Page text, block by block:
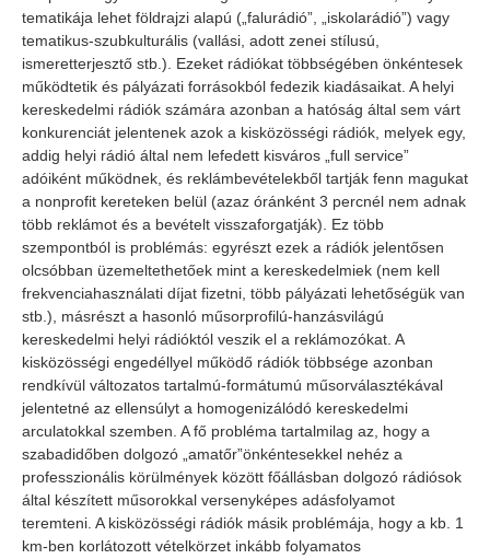
tematikája lehet földrajzi alapú („falurádió”, „iskolarádió”) vagy
tematikus-szubkulturális (vallási, adott zenei stílusú,
ismeretterjesztő stb.). Ezeket rádiókat többségében önkéntesek
működtetik és pályázati forrásokból fedezik kiadásaikat. A helyi
kereskedelmi rádiók számára azonban a hatóság által sem várt
konkurenciát jelentenek azok a kisközösségi rádiók, melyek egy,
addig helyi rádió által nem lefedett kisváros „full service”
adóiként működnek, és reklámbevételekből tartják fenn magukat
a nonprofit kereteken belül (azaz óránként 3 percnél nem adnak
több reklámot és a bevételt visszaforgatják). Ez több
szempontból is problémás: egyrészt ezek a rádiók jelentősen
olcsóbban üzemeltethetőek mint a kereskedelmiek (nem kell
frekvenciahasználati díjat fizetni, több pályázati lehetőségük van
stb.), másrészt a hasonló műsorprofilú-hanzásvilágú
kereskedelmi helyi rádióktól veszik el a reklámozókat. A
kisközösségi engedéllyel működő rádiók többsége azonban
rendkívül változatos tartalmú-formátumú műsorválasztékával
jelentetné az ellensúlyt a homogenizálódó kereskedelmi
arculatokkal szemben. A fő probléma tartalmilag az, hogy a
szabadidőben dolgozó „amatőr”önkéntesekkel nehéz a
professzionális körülmények között főállásban dolgozó rádiósok
által készített műsorokkal versenyképes adásfolyamot
teremteni. A kisközösségi rádiók másik problémája, hogy a kb. 1
km-ben korlátozott vételkörzet inkább folyamatos